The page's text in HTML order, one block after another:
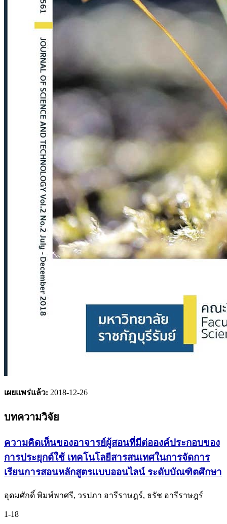
เผยแพร่แล้ว: 2018-12-26
บทความวิจัย
ความคิดเห็นของอาจารย์ผู้สอนที่มีต่อองค์ประกอบของ
การประยุกต์ใช้ เทคโนโลยีสารสนเทศในการจัดการ
เรียนการสอนหลักสูตรแบบออนไลน์ ระดับบัณฑิตศึกษา
อุดมศักดิ์ พิมพ์พาศรี, วรปภา อารีราษฎร์, ธรัช อารีราษฎร์
1-18